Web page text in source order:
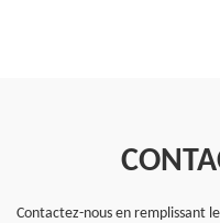
Contactez-nous en remplissant